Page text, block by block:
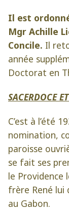
Il est
Mgr Achille
Concile. Il
année
Doctorat en
SACERDOCE
C’est à l’été
nomination,
paroisse
se fait ses
le Providence
frère René lui
au Gabon.